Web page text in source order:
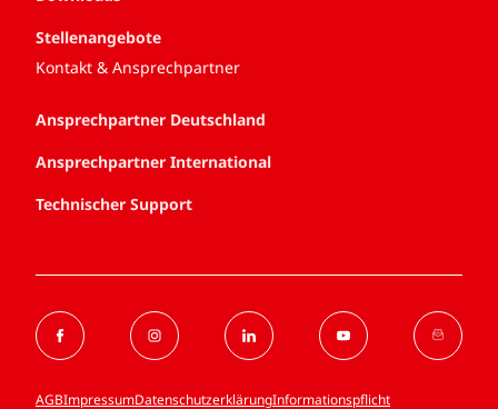
Stellenangebote
Kontakt & Ansprechpartner
Ansprechpartner Deutschland
Ansprechpartner International
Technischer Support
AGBImpressumDatenschutzerklärungInformationspflicht